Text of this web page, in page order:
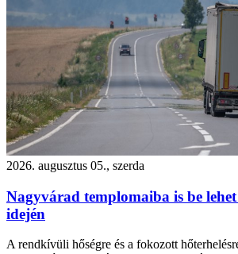
2026. augusztus 05., szerda
Nagyvárad templomaiba is be
idején
A rendkívüli hőségre és a fokozott